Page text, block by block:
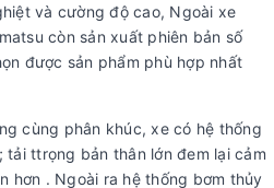
và cường độ cao, Ngoài xe
còn sản xuất phiên bản số
được sản phẩm phù hợp nhất
cùng phân khúc, xe có hệ thống
ttrọng bản thân lớn đem lại cảm
hơn . Ngoài ra hệ thống bơm thủy